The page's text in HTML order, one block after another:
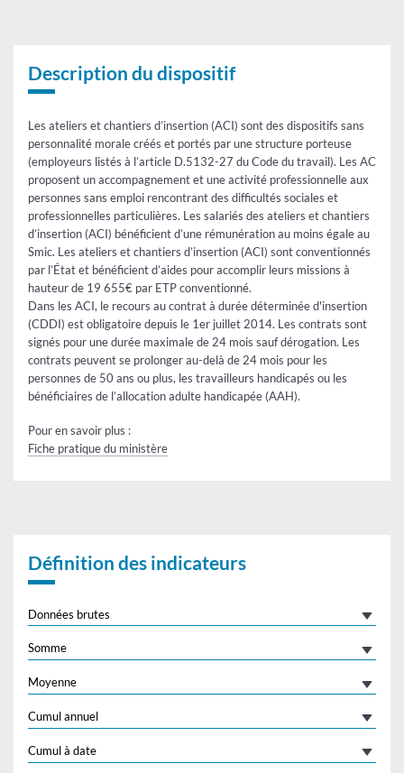
Description du dispositif
Les ateliers et chantiers d’insertion (ACI) sont des dispositifs sans
personnalité morale créés et portés par une structure porteuse
(employeurs listés à l’article D.5132-27 du Code du travail). Les ACI
proposent un accompagnement et une activité professionnelle aux
personnes sans emploi rencontrant des difficultés sociales et
professionnelles particulières. Les salariés des ateliers et chantiers
d’insertion (ACI) bénéficient d’une rémunération au moins égale au
Smic. Les ateliers et chantiers d’insertion (ACI) sont conventionnés
par l’État et bénéficient d’aides pour accomplir leurs missions à
hauteur de 19 655€ par ETP conventionné.
Dans les ACI, le recours au contrat à durée déterminée d'insertion
(CDDI) est obligatoire depuis le 1er juillet 2014. Les contrats sont
signés pour une durée maximale de 24 mois sauf dérogation. Les
contrats peuvent se prolonger au-delà de 24 mois pour les
personnes de 50 ans ou plus, les travailleurs handicapés ou les
bénéficiaires de l’allocation adulte handicapée (AAH).
Pour en savoir plus :
Fiche pratique du ministère
Définition des indicateurs
Données brutes
Somme
Moyenne
Cumul annuel
Cumul à date